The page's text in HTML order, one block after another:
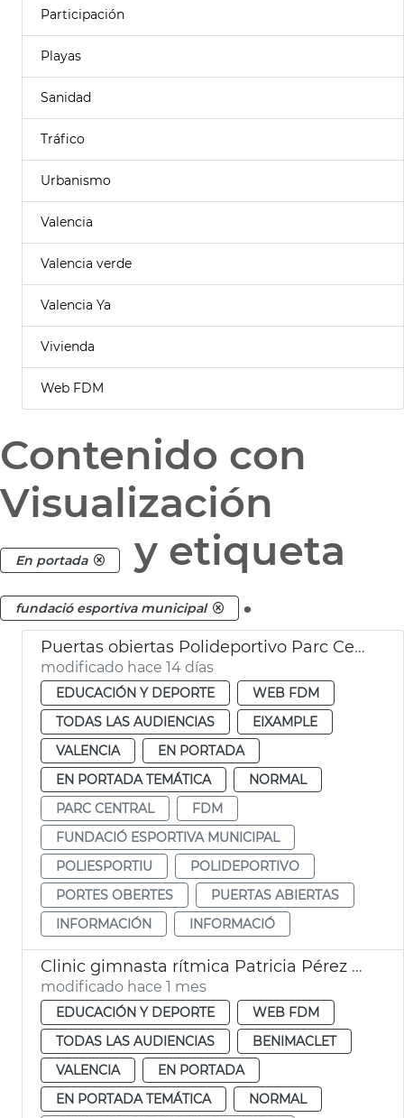
Participación
Playas
Sanidad
Tráfico
Urbanismo
Valencia
Valencia verde
Valencia Ya
Vivienda
Web FDM
Contenido con
Visualización
En portada y etiqueta
fundació esportiva municipal .
Puertas obiertas Polideportivo Parc Central
modificado hace 14 días
EDUCACIÓN Y DEPORTE
WEB FDM
TODAS LAS AUDIENCIAS
EIXAMPLE
VALENCIA
EN PORTADA
EN PORTADA TEMÁTICA
NORMAL
PARC CENTRAL
FDM
FUNDACIÓ ESPORTIVA MUNICIPAL
POLIESPORTIU
POLIDEPORTIVO
PORTES OBERTES
PUERTAS ABIERTAS
INFORMACIÓN
INFORMACIÓ
Clinic gimnasta rítmica Patricia Pérez Fos València
modificado hace 1 mes
EDUCACIÓN Y DEPORTE
WEB FDM
TODAS LAS AUDIENCIAS
BENIMACLET
VALENCIA
EN PORTADA
EN PORTADA TEMÁTICA
NORMAL